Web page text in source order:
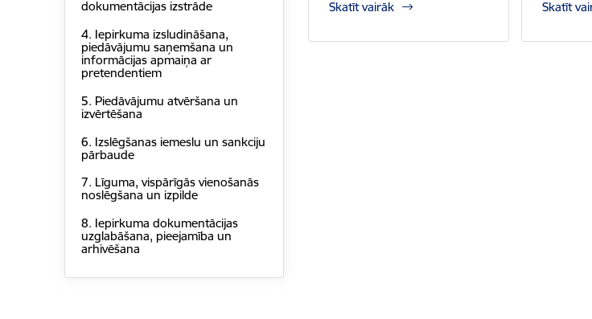
dokumentācijas izstrāde
4. Iepirkuma izsludināšana,
piedāvājumu saņemšana un
informācijas apmaiņa ar
pretendentiem
5. Piedāvājumu atvēršana un
izvērtēšana
6. Izslēgšanas iemeslu un sankciju
pārbaude
7. Līguma, vispārīgās vienošanās
noslēgšana un izpilde
8. Iepirkuma dokumentācijas
uzglabāšana, pieejamība un
arhivēšana
Skatīt vairāk
Skatīt